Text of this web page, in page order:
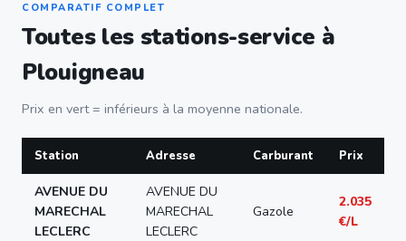
COMPARATIF COMPLET
Toutes les stations-service à
Plouigneau
Prix en vert = inférieurs à la moyenne nationale.
Station Adresse Carburant Prix
AVENUE DU
MARECHAL
LECLERC
AVENUE DU
MARECHAL
LECLERC
Gazole
2.035
€/L